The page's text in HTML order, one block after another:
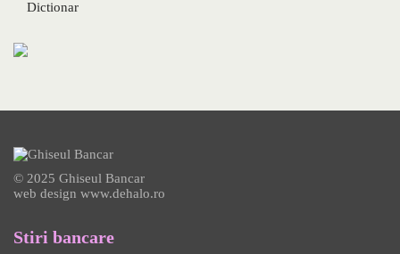
Dictionar
© 2025 Ghiseul Bancar
web design www.dehalo.ro
Stiri bancare